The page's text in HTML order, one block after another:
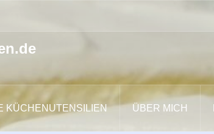
KÜCHENUTENSILIEN ÜBER MICH